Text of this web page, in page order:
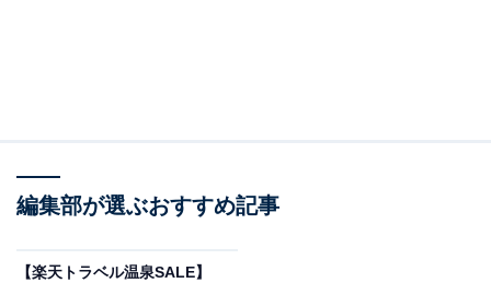
画像出典：楽天トラベル
可能です。
編集部が選ぶおすすめ記事
【楽天トラベル温泉SALE】